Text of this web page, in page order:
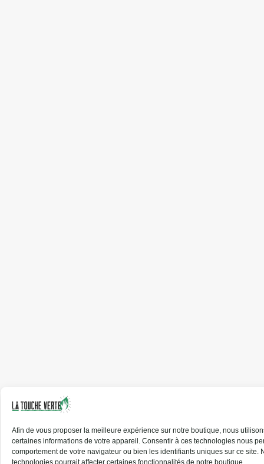
Afin de vous proposer la meilleure expérience sur notre boutique, nous
certaines informations de votre appareil. Consentir à ces technologies nous
comportement de votre navigateur ou bien les identifiants uniques sur ce site.
technologies pourrait affecter certaines fonctionnalités de notre boutique.